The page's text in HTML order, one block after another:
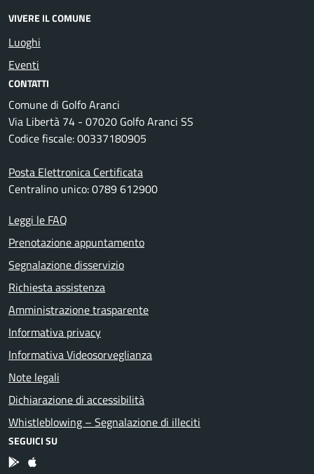
VIVERE IL COMUNE
Luoghi
Eventi
CONTATTI
Comune di Golfo Aranci
Via Libertà 74 - 07020 Golfo Aranci SS
Codice fiscale: 00337180905
Posta Elettronica Certificata
Centralino unico: 0789 612900
Leggi le FAQ
Prenotazione appuntamento
Segnalazione disservizio
Richiesta assistenza
Amministrazione trasparente
Informativa privacy
Informativa Videosorveglianza
Note legali
Dichiarazione di accessibilità
Whistleblowing – Segnalazione di illeciti
SEGUICI SU
App Android
App IOS